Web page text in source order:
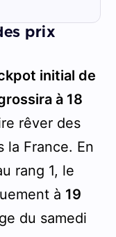
prix
initial de
à 18
rêver des
la France. En
rang 1, le
à 19
du samedi